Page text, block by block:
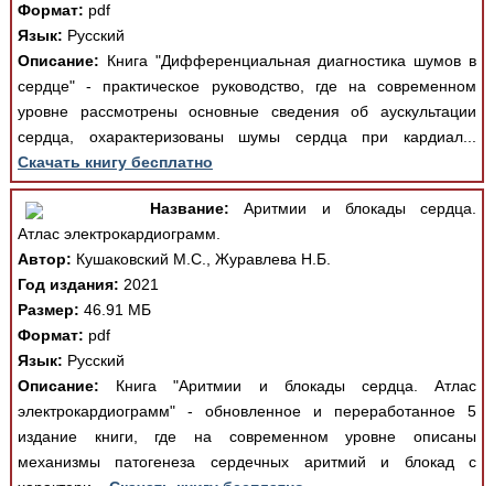
Формат: pdf
Язык: Русский
Описание: Книга "Дифференциальная диагностика шумов в
сердце" - практическое руководство, где на современном
уровне рассмотрены основные сведения об аускультации
сердца, охарактеризованы шумы сердца при кардиал...
Скачать книгу бесплатно
Название: Аритмии и блокады сердца.
Атлас электрокардиограмм.
Автор: Кушаковский М.С., Журавлева Н.Б.
Год издания: 2021
Размер: 46.91 МБ
Формат: pdf
Язык: Русский
Описание: Книга "Аритмии и блокады сердца. Атлас
электрокардиограмм" - обновленное и переработанное 5
издание книги, где на современном уровне описаны
механизмы патогенеза сердечных аритмий и блокад с